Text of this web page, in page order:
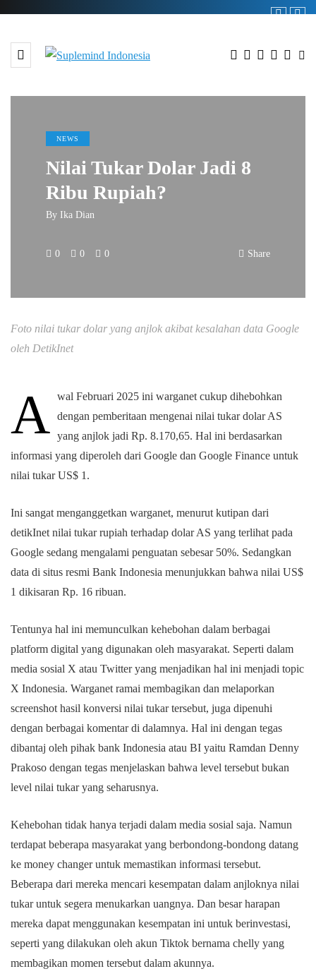
NEWS
Nilai Tukar Dolar Jadi 8
Ribu Rupiah?
By Ika Dian
0 0 0 Share
Foto nilai tukar dolar yang anjlok akibat kesalahan data Google
oleh DetikInet
A wal Februari 2025 ini warganet cukup dihebohkan
dengan pemberitaan mengenai nilai tukar dolar AS
yang anjlok jadi Rp. 8.170,65. Hal ini berdasarkan
informasi yang diperoleh dari Google dan Google Finance untuk
nilai tukar US$ 1.
Ini sangat menganggetkan warganet, menurut kutipan dari
detikInet nilai tukar rupiah terhadap dolar AS yang terlihat pada
Google sedang mengalami penguatan sebesar 50%. Sedangkan
data di situs resmi Bank Indonesia menunjukkan bahwa nilai US$
1 dikisaran Rp. 16 ribuan.
Tentunya hal ini memunculkan kehebohan dalam berbagai
platform digital yang digunakan oleh masyarakat. Seperti dalam
media sosial X atau Twitter yang menjadikan hal ini menjadi topic
X Indonesia. Warganet ramai membagikan dan melaporkan
screenshot hasil konversi nilai tukar tersebut, juga dipenuhi
dengan berbagai komentar di dalamnya. Hal ini dengan tegas
dibantaj oleh pihak bank Indonesia atau BI yaitu Ramdan Denny
Prakoso dengan tegas menjelaskan bahwa level tersebut bukan
level nilai tukar yang seharusnya.
Kehebohan tidak hanya terjadi dalam media sosial saja. Namun
terdapat beberapa masyarakat yang berbondong-bondong datang
ke money changer untuk memastikan informasi tersebut.
Beberapa dari mereka mencari kesempatan dalam anjloknya nilai
tukar untuk segera menukarkan uangnya. Dan besar harapan
mereka dapat menggunakan kesempatan ini untuk berinvestasi,
seperti yang dilakukan oleh akun Tiktok bernama chelly yang
membagikan momen tersebut dalam akunnya.